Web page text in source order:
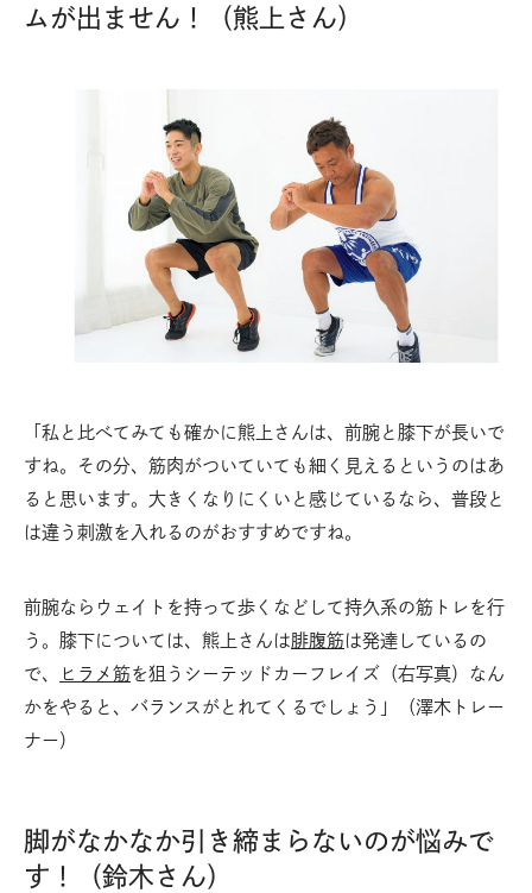
ムが出ません！（熊上さん）
「私と比べてみても確かに熊上さんは、前腕と膝下が長いで
すね。その分、筋肉がついていても細く見えるというのはあ
ると思います。大きくなりにくいと感じているなら、普段と
は違う刺激を入れるのがおすすめですね。
前腕ならウェイトを持って歩くなどして持久系の筋トレを行
う。膝下については、熊上さんは腓腹筋は発達しているの
で、
ヒラメ筋を狙うシーテッドカーフレイズ（右写真）なん
かをやると、バランスがとれてくるでしょう」（澤木トレー
ナー）
脚がなかなか引き締まらないのが悩みで
す！（鈴木さん）